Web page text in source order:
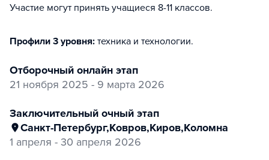
Участие могут принять учащиеся 8-11 классов.
Профили 3 уровня: техника и технологии.
отборочный онлайн этап
21 ноября 2025 - 9 марта 2026
заключительный очный этап
Санкт-Петербург,Ковров,Киров,Коломна
1 апреля - 30 апреля 2026